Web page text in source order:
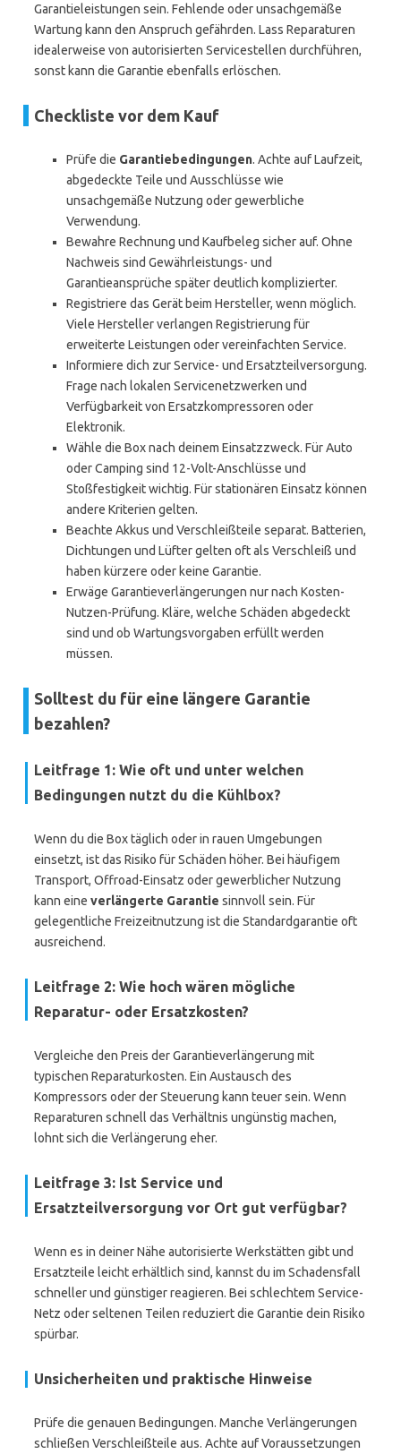
Garantieleistungen sein. Fehlende oder unsachgemäße
Wartung kann den Anspruch gefährden. Lass Reparaturen
idealerweise von autorisierten Servicestellen durchführen,
sonst kann die Garantie ebenfalls erlöschen.
Checkliste vor dem Kauf
Prüfe die Garantiebedingungen. Achte auf Laufzeit,
abgedeckte Teile und Ausschlüsse wie
unsachgemäße Nutzung oder gewerbliche
Verwendung.
Bewahre Rechnung und Kaufbeleg sicher auf. Ohne
Nachweis sind Gewährleistungs- und
Garantieansprüche später deutlich komplizierter.
Registriere das Gerät beim Hersteller, wenn möglich.
Viele Hersteller verlangen Registrierung für
erweiterte Leistungen oder vereinfachten Service.
Informiere dich zur Service- und Ersatzteilversorgung.
Frage nach lokalen Servicenetzwerken und
Verfügbarkeit von Ersatzkompressoren oder
Elektronik.
Wähle die Box nach deinem Einsatzzweck. Für Auto
oder Camping sind 12-Volt-Anschlüsse und
Stoßfestigkeit wichtig. Für stationären Einsatz können
andere Kriterien gelten.
Beachte Akkus und Verschleißteile separat. Batterien,
Dichtungen und Lüfter gelten oft als Verschleiß und
haben kürzere oder keine Garantie.
Erwäge Garantieverlängerungen nur nach Kosten-
Nutzen-Prüfung. Kläre, welche Schäden abgedeckt
sind und ob Wartungsvorgaben erfüllt werden
müssen.
Solltest du für eine längere Garantie
bezahlen?
Leitfrage 1: Wie oft und unter welchen
Bedingungen nutzt du die Kühlbox?
Wenn du die Box täglich oder in rauen Umgebungen
einsetzt, ist das Risiko für Schäden höher. Bei häufigem
Transport, Offroad-Einsatz oder gewerblicher Nutzung
kann eine verlängerte Garantie sinnvoll sein. Für
gelegentliche Freizeitnutzung ist die Standardgarantie oft
ausreichend.
Leitfrage 2: Wie hoch wären mögliche
Reparatur- oder Ersatzkosten?
Vergleiche den Preis der Garantieverlängerung mit
typischen Reparaturkosten. Ein Austausch des
Kompressors oder der Steuerung kann teuer sein. Wenn
Reparaturen schnell das Verhältnis ungünstig machen,
lohnt sich die Verlängerung eher.
Leitfrage 3: Ist Service und
Ersatzteilversorgung vor Ort gut verfügbar?
Wenn es in deiner Nähe autorisierte Werkstätten gibt und
Ersatzteile leicht erhältlich sind, kannst du im Schadensfall
schneller und günstiger reagieren. Bei schlechtem Service-
Netz oder seltenen Teilen reduziert die Garantie dein Risiko
spürbar.
Unsicherheiten und praktische Hinweise
Prüfe die genauen Bedingungen. Manche Verlängerungen
schließen Verschleißteile aus. Achte auf Voraussetzungen